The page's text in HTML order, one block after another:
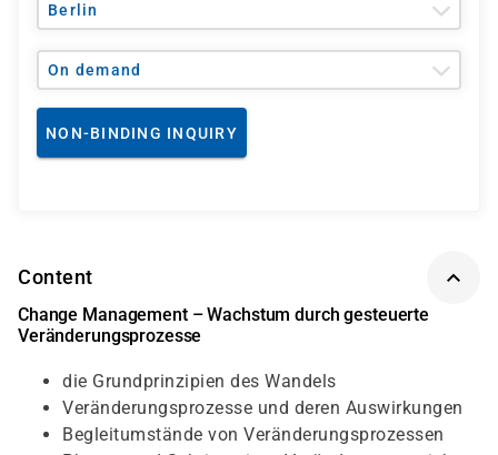
Berlin
On demand
NON-BINDING INQUIRY
Content
Change Management – Wachstum durch gesteuerte
Veränderungsprozesse
die Grundprinzipien des Wandels
Veränderungsprozesse und deren Auswirkungen
Begleitumstände von Veränderungsprozessen